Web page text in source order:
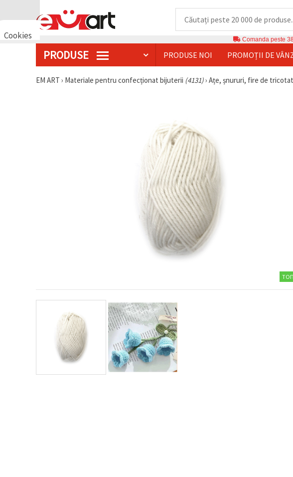
Cookies Comanda peste
PRODUSE PRODUSE NOI PROMOȚII DE
EM ART › Materiale pentru confecționat bijuterii (4131)› Ațe, șnururi, fire de tricotat